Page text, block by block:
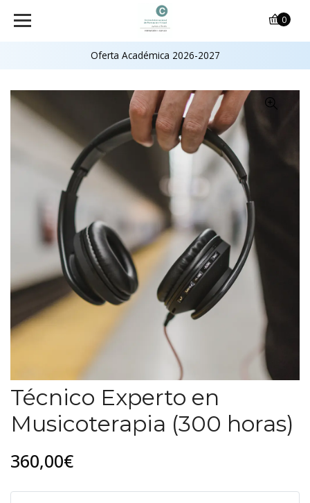
Oferta Académica 2026-2027
0
Técnico Experto en
Musicoterapia (300 horas)
360,00€